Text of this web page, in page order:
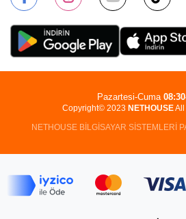
Copyright© 2023 NETHOUSEAll
NETHOUSE BİLGİSAYAR SİSTEMLERİ
Pazartesi-Cuma